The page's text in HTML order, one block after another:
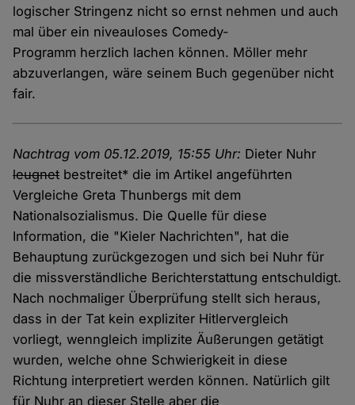
logischer Stringenz nicht so ernst nehmen und auch
mal über ein niveauloses Comedy-
Programm herzlich lachen können. Möller mehr
abzuverlangen, wäre seinem Buch gegenüber nicht
fair.
Nachtrag vom 05.12.2019, 15:55 Uhr: Dieter Nuhr
leugnet bestreitet* die im Artikel angeführten
Vergleiche Greta Thunbergs mit dem
Nationalsozialismus. Die Quelle für diese
Information, die "Kieler Nachrichten", hat die
Behauptung zurückgezogen und sich bei Nuhr für
die missverständliche Berichterstattung entschuldigt.
Nach nochmaliger Überprüfung stellt sich heraus,
dass in der Tat kein expliziter Hitlervergleich
vorliegt, wenngleich implizite Äußerungen getätigt
wurden, welche ohne Schwierigkeit in diese
Richtung interpretiert werden können. Natürlich gilt
für Nuhr an dieser Stelle aber die